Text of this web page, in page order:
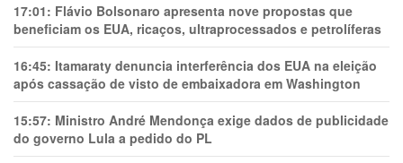
17:01: Flávio Bolsonaro apresenta nove propostas que
beneficiam os EUA, ricaços, ultraprocessados e petrolíferas
16:45: Itamaraty denuncia interferência dos EUA na eleição
após cassação de visto de embaixadora em Washington
15:57: Ministro André Mendonça exige dados de publicidade
do governo Lula a pedido do PL